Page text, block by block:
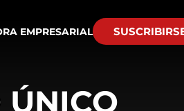
EMPRESARIAL
ÚNICO